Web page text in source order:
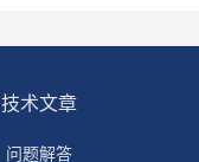
技术文章
问题解答